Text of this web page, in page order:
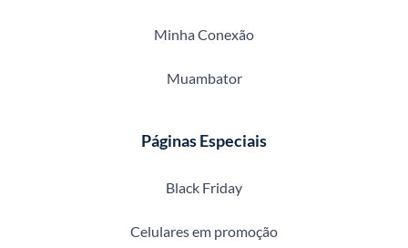
Minha Conexão
Muambator
Páginas Especiais
Black Friday
Celulares em promoção